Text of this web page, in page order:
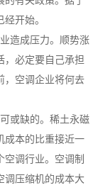
开始。
造成压力。顺势涨
，必定要自己承担
，空调企业将何去
或缺的。稀土永磁
成本的比重接近一
空调行业。空调制
调压缩机的成本大